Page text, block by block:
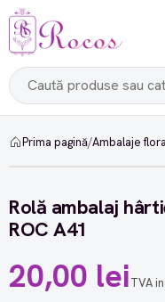
Prima pagină/Ambalaje
Rolă ambalaj
ROC A41
20,00 leiTVA